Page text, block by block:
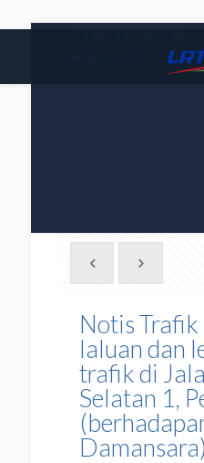
|
Notis Trafik
laluan dan
trafik di
Selatan 1,
Damansara)